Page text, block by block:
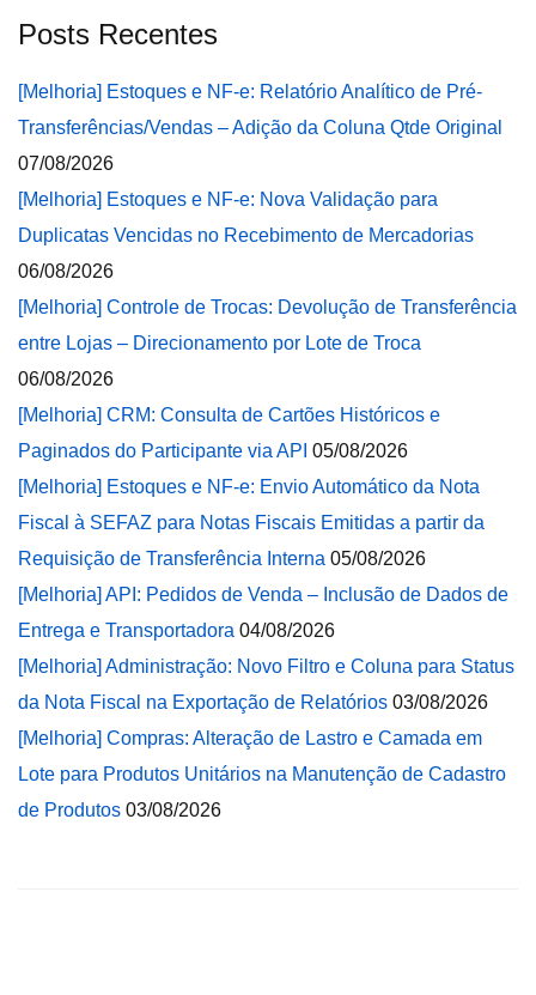
Posts Recentes
[Melhoria] Estoques e NF-e: Relatório Analítico de Pré-
Transferências/Vendas – Adição da Coluna Qtde Original
07/08/2026
[Melhoria] Estoques e NF-e: Nova Validação para
Duplicatas Vencidas no Recebimento de Mercadorias
06/08/2026
[Melhoria] Controle de Trocas: Devolução de Transferência
entre Lojas – Direcionamento por Lote de Troca
06/08/2026
[Melhoria] CRM: Consulta de Cartões Históricos e
Paginados do Participante via API 05/08/2026
[Melhoria] Estoques e NF-e: Envio Automático da Nota
Fiscal à SEFAZ para Notas Fiscais Emitidas a partir da
Requisição de Transferência Interna 05/08/2026
[Melhoria] API: Pedidos de Venda – Inclusão de Dados de
Entrega e Transportadora 04/08/2026
[Melhoria] Administração: Novo Filtro e Coluna para Status
da Nota Fiscal na Exportação de Relatórios 03/08/2026
[Melhoria] Compras: Alteração de Lastro e Camada em
Lote para Produtos Unitários na Manutenção de Cadastro
de Produtos 03/08/2026